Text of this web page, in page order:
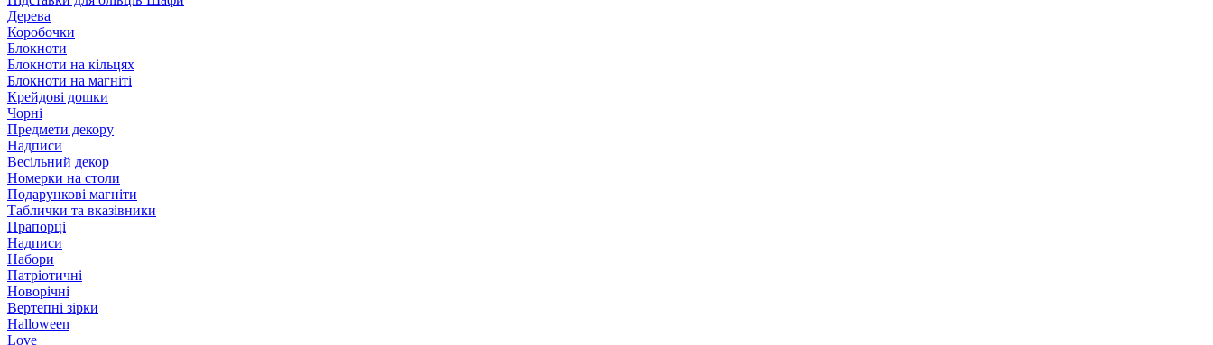
Дерева
Коробочки
Блокноти
Блокноти на кільцях
Блокноти на магніті
Крейдові дошки
Чорні
Предмети декору
Надписи
Весільний декор
Номерки на столи
Подарункові магніти
Таблички та вказівники
Прапорці
Надписи
Набори
Патріотичні
Новорічні
Вертепні зірки
Halloween
Love